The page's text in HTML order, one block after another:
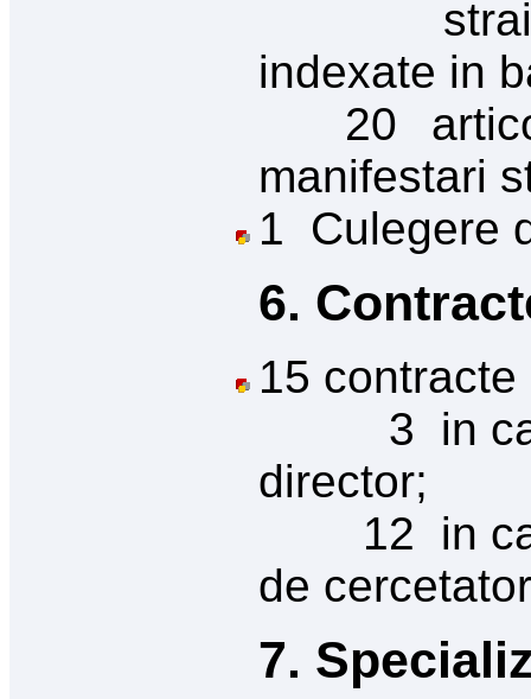
indexate in
20
manifestari
1 Culegere
6.
15
3 in
director;
12 in
de
7.